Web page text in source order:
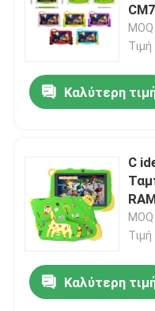
Καλύτερη
C
Τιμή
Καλύτερη